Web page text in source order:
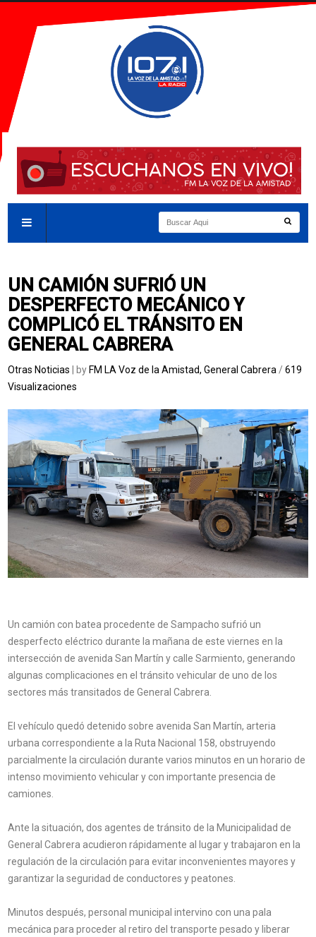
UN CAMIÓN SUFRIÓ UN
DESPERFECTO MECÁNICO Y
COMPLICÓ EL TRÁNSITO EN
GENERAL CABRERA
Otras Noticias | by FM LA Voz de la Amistad, General Cabrera /619
Visualizaciones
Un camión con batea procedente de Sampacho sufrió un
desperfecto eléctrico durante la mañana de este viernes en la
intersección de avenida San Martín y calle Sarmiento, generando
algunas complicaciones en el tránsito vehicular de uno de los
sectores más transitados de General Cabrera.
El vehículo quedó detenido sobre avenida San Martín, arteria
urbana correspondiente a la Ruta Nacional 158, obstruyendo
parcialmente la circulación durante varios minutos en un horario de
intenso movimiento vehicular y con importante presencia de
camiones.
Ante la situación, dos agentes de tránsito de la Municipalidad de
General Cabrera acudieron rápidamente al lugar y trabajaron en la
regulación de la circulación para evitar inconvenientes mayores y
garantizar la seguridad de conductores y peatones.
Minutos después, personal municipal intervino con una pala
mecánica para proceder al retiro del transporte pesado y liberar